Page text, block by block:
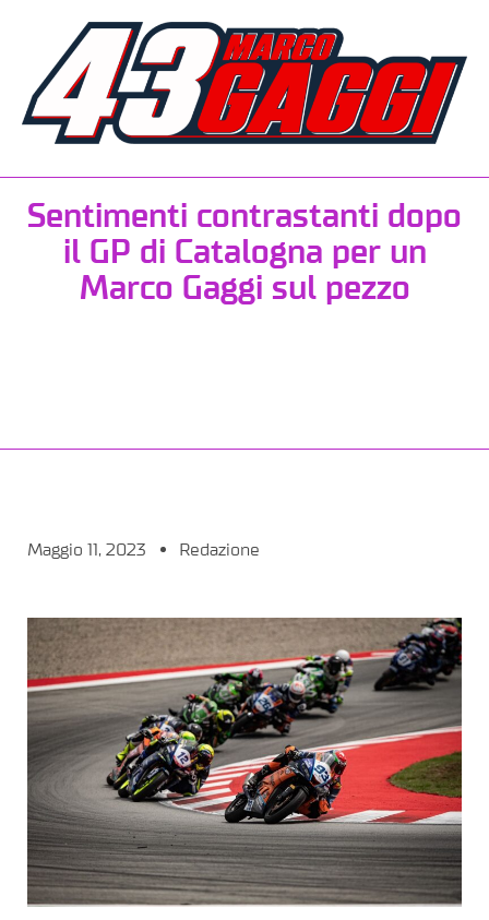
Sentimenti contrastanti dopo
il GP di Catalogna per un
Marco Gaggi sul pezzo
Maggio 11, 2023 Redazione